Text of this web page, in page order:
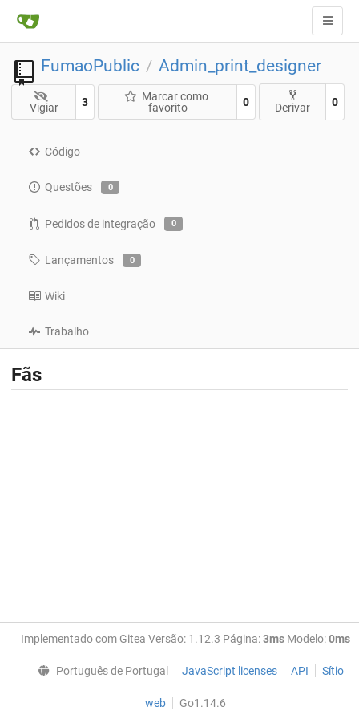
FumaoPublic / Admin_print_designer
Vigiar 3
Marcar como
favorito
0 Derivar 0
Código
Questões 0
Pedidos de integração 0
Lançamentos 0
Wiki
Trabalho
Fãs
Implementado com Gitea Versão: 1.12.3 Página:3msModelo:0ms
Português de Portugal JavaScript licenses API Sítio
web Go1.14.6